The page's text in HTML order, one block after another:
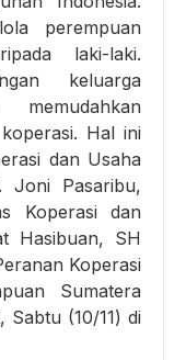
perempuan
laki-laki.
keluarga
Hal ini
dan Usaha
Joni Pasaribu,
Koperasi dan
Hasibuan, SH
Koperasi
Sumatera
(10/11) di